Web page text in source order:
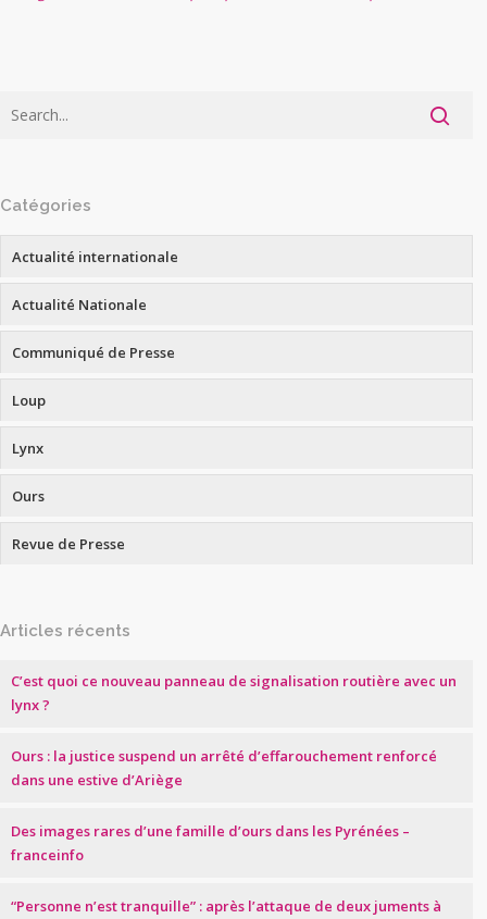
Catégories
Actualité internationale
Actualité Nationale
Communiqué de Presse
Loup
Lynx
Ours
Revue de Presse
Articles récents
C’est quoi ce nouveau panneau de signalisation routière avec un
lynx ?
Ours : la justice suspend un arrêté d’effarouchement renforcé
dans une estive d’Ariège
Des images rares d’une famille d’ours dans les Pyrénées –
franceinfo
“Personne n’est tranquille” : après l’attaque de deux juments à